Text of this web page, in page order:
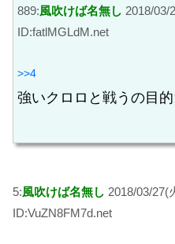
889:風吹けば名無し 2018/03/
ID:fatlMGLdM.net
>>4
強いクロロと戦うの目
5:風吹けば名無し 2018/03/27(
ID:VuZN8FM7d.net